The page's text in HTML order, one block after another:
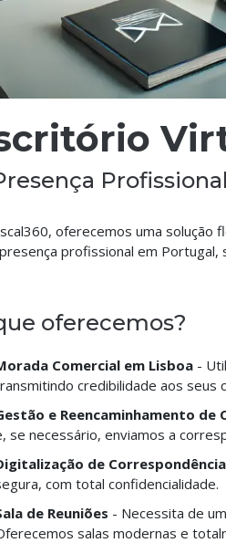
oferecemos uma
profissional em
oferecemos?
Comercial em Lisboa -
credibilidade aos seus
e Reencaminhamento de
se necessário, enviamos a
de Correspondência
com total confidencialidade.
de Reuniões - Necessita de
salas modernas e